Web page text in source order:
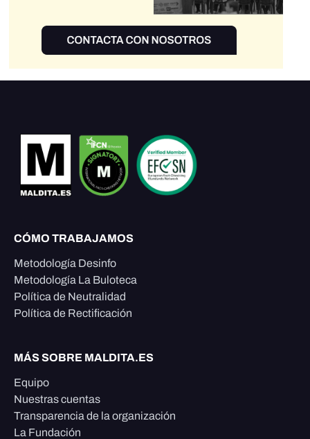
CÓMO TRABAJAMOS
Metodología Desinfo
Metodología La Buloteca
Política de Neutralidad
Política de Rectificación
MÁS SOBRE MALDITA.ES
Equipo
Nuestras cuentas
Transparencia de la organización
La Fundación